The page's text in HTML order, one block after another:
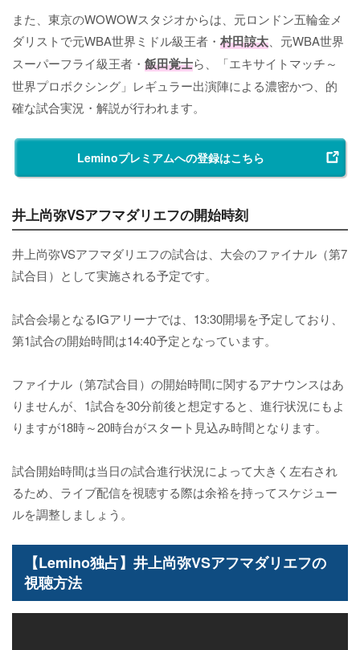
また、東京のWOWOWスタジオからは、元ロンドン五輪金メ
ダリストで元WBA世界ミドル級王者・ 村田諒太、元WBA世界
スーパーフライ級王者・ 飯田覚士ら、「エキサイトマッチ～
世界プロボクシング」レギュラー出演陣による濃密かつ、的
確な試合実況・解説が行われます。
Leminoプレミアムへの登録はこちら
井上尚弥VSアフマダリエフの開始時刻
井上尚弥VSアフマダリエフの試合は、大会のファイナル（第7
試合目）として実施される予定です。
試合会場となるIGアリーナでは、13:30開場を予定しており、
第1試合の開始時間は14:40予定となっています。
ファイナル（第7試合目）の開始時間に関するアナウンスはあ
りませんが、1試合を30分前後と想定すると、進行状況にもよ
りますが18時～20時台がスタート見込み時間となります。
試合開始時間は当日の試合進行状況によって大きく左右され
るため、ライブ配信を視聴する際は余裕を持ってスケジュー
ルを調整しましょう。
【Lemino独占】井上尚弥VSアフマダリエフの
視聴方法